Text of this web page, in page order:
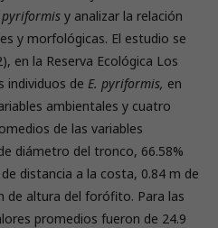
pyriformis y analizar la relación
y morfológicas. El estudio se
en la Reserva Ecológica Los
individuos de E. pyriformis, en
ambientales y cuatro
de las variables
diámetro del tronco, 66.58%
distancia a la costa, 0.84 m de
de altura del forófito. Para las
promedios fueron de 24.9